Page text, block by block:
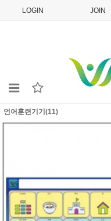
LOGIN JOIN
언어훈련기기(11)